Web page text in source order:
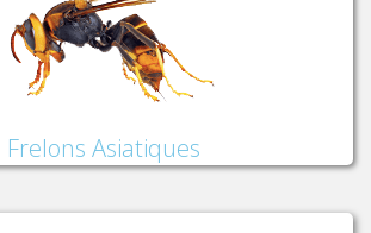
Frelons Asiatiques